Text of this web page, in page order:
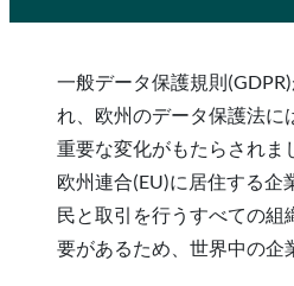
一般データ保護規則
れ、欧州のデータ保護法に
重要な変化がもたらされま
欧州連合(EU)に居住する企
民と取引を行うすべての組
要があるため、世界中の企